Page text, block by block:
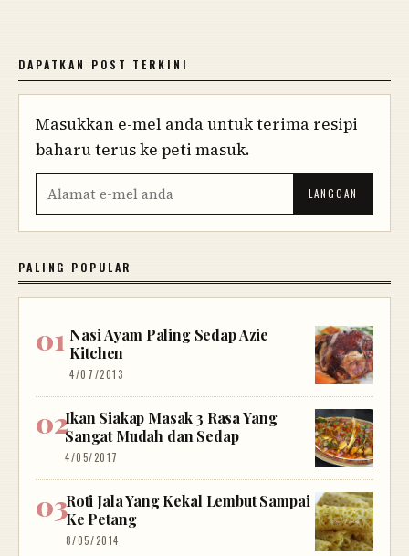
DAPATKAN POST TERKINI
Masukkan e-mel anda untuk terima resipi
baharu terus ke peti masuk.
PALING POPULAR
Nasi Ayam Paling Sedap Azie
Kitchen
4/07/2013
Ikan Siakap Masak 3 Rasa Yang
Sangat Mudah dan Sedap
4/05/2017
Roti Jala Yang Kekal Lembut Sampai
Ke Petang
8/05/2014